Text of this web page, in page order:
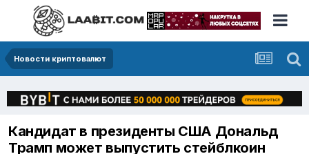
Новости криптовалют
Кандидат в президенты США Дональд
Трамп может выпустить стейблкоин